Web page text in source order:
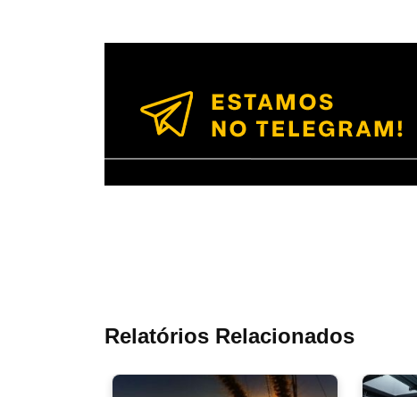
Relatórios Relacionados